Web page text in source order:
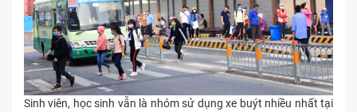
Sinh viên, học sinh vẫn là nhóm sử dụng xe buýt nhiều nhất tại